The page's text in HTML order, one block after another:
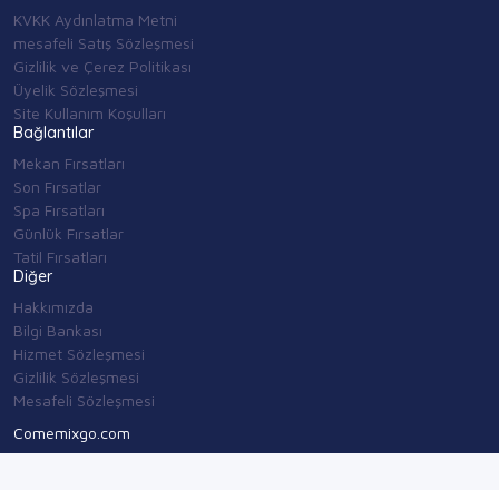
KVKK Aydınlatma Metni
mesafeli Satış Sözleşmesi
Gizlilik ve Çerez Politikası
Üyelik Sözleşmesi
Site Kullanım Koşulları
Bağlantılar
Mekan Fırsatları
Son Fırsatlar
Spa Fırsatları
Günlük Fırsatlar
Tatil Fırsatları
Diğer
Hakkımızda
Bilgi Bankası
Hizmet Sözleşmesi
Gizlilik Sözleşmesi
Mesafeli Sözleşmesi
Comemixgo.com